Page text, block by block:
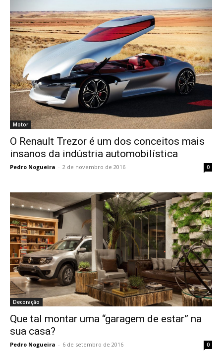
Motor
O Renault Trezor é um dos conceitos mais
insanos da indústria automobilística
Pedro Nogueira - 2 de novembro de 2016 0
Decoração
Que tal montar uma “garagem de estar” na
sua casa?
Pedro Nogueira - 6 de setembro de 2016 0